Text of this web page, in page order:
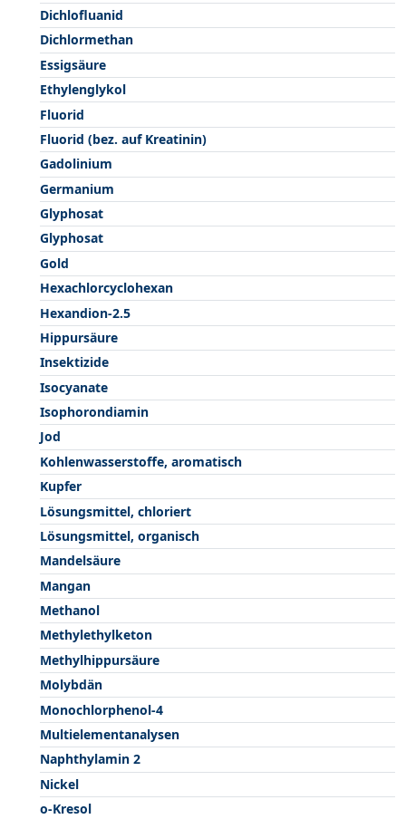
Dichlofluanid
Dichlormethan
Essigsäure
Ethylenglykol
Fluorid
Fluorid (bez. auf Kreatinin)
Gadolinium
Germanium
Glyphosat
Glyphosat
Gold
Hexachlorcyclohexan
Hexandion-2.5
Hippursäure
Insektizide
Isocyanate
Isophorondiamin
Jod
Kohlenwasserstoffe, aromatisch
Kupfer
Lösungsmittel, chloriert
Lösungsmittel, organisch
Mandelsäure
Mangan
Methanol
Methylethylketon
Methylhippursäure
Molybdän
Monochlorphenol-4
Multielementanalysen
Naphthylamin 2
Nickel
o-Kresol